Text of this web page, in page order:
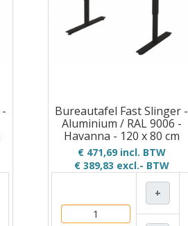
Bureautafel Fast Slinger -
Aluminium / RAL 9006 -
Havanna - 120 x 80 cm
€ 471,69 incl. BTW
€ 389,83 excl.- BTW
+